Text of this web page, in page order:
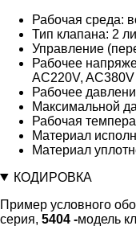
Рабочая среда:
Тип клапана: 2
Управление
Рабочее
AC220V, AC380V
Рабочее
Максимальной
Рабочая
Материал
Материал
КОДИРОВКА
Пример условного
серия, 5404 -модель